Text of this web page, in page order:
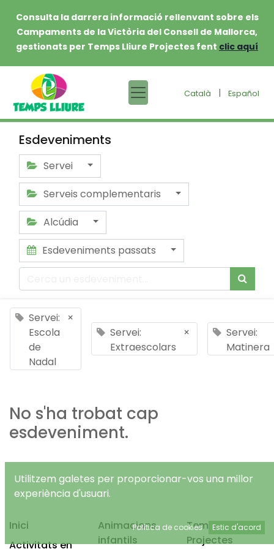
Consulta la darrera informació rellenvant sobre els
Campaments de la Victòria del Consell de Mallorca,
gestionats per Temps Lliure Projectes fent clic aquí
Català | Español
Esdeveniments
Servei
Serveis complementaris
Alcúdia
Esdeveniments passats
Servei:
Escola
de
Nadal
×
Servei:
Extraescolars
×
Servei:
Matinera
No s'ha trobat cap
esdeveniment.
Inici
Activitats en
Animacions
infantils
Temps Lliure
Projectes
Utilitzem galetes per proporcionar-vos una millor
experiència d'usuari.
Política de cookies Estic d'acord